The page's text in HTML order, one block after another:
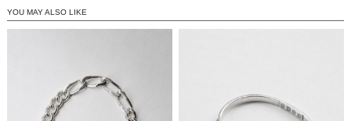
YOU MAY ALSO LIKE